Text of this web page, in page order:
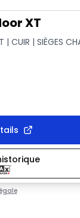
XT
CUIR | SIÈGES